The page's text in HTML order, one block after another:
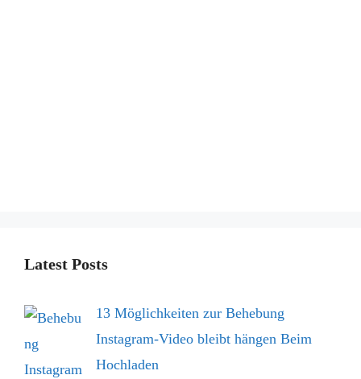
Latest Posts
13 Möglichkeiten zur Behebung
Instagram-Video bleibt hängen Beim
Hochladen